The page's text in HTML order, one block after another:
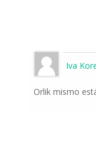
Iva
Orlik mismo